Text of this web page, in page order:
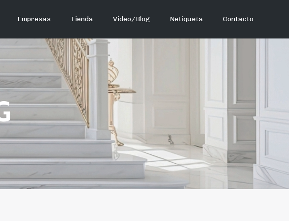
Empresas Tienda Video/Blog Netiqueta Contacto